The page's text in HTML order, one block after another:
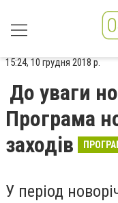
15:24, 10 грудня 2018 р.
До уваги
Програма
заходів
У період